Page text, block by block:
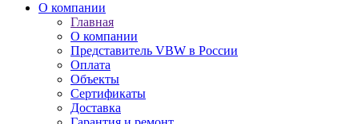
О компании
Главная
О компании
Представитель VBW в России
Оплата
Объекты
Сертификаты
Доставка